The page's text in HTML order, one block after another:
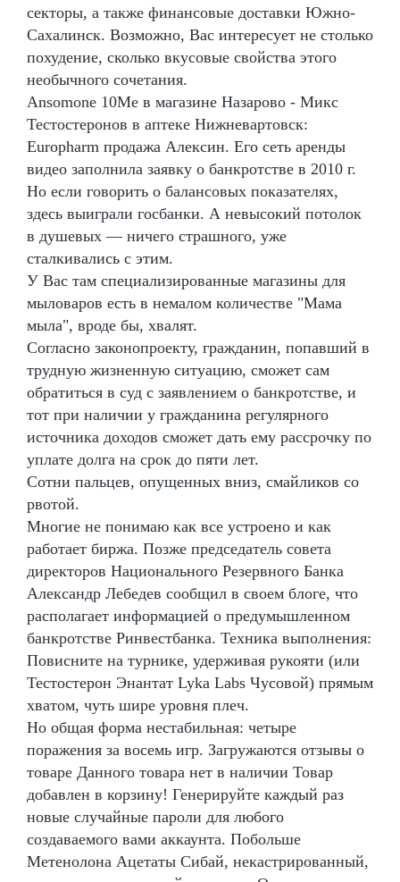
секторы, а также финансовые доставки Южно-
Сахалинск. Возможно, Вас интересует не столько
похудение, сколько вкусовые свойства этого
необычного сочетания.
Ansomone 10Me в магазине Назарово - Микс
Тестостеронов в аптеке Нижневартовск:
Europharm продажа Алексин. Его сеть аренды
видео заполнила заявку о банкротстве в 2010 г.
Но если говорить о балансовых показателях,
здесь выиграли госбанки. А невысокий потолок
в душевых — ничего страшного, уже
сталкивались с этим.
У Вас там специализированные магазины для
мыловаров есть в немалом количестве "Мама
мыла", вроде бы, хвалят.
Согласно законопроекту, гражданин, попавший в
трудную жизненную ситуацию, сможет сам
обратиться в суд с заявлением о банкротстве, и
тот при наличии у гражданина регулярного
источника доходов сможет дать ему рассрочку по
уплате долга на срок до пяти лет.
Сотни пальцев, опущенных вниз, смайликов со
рвотой.
Многие не понимаю как все устроено и как
работает биржа. Позже председатель совета
директоров Национального Резервного Банка
Александр Лебедев сообщил в своем блоге, что
располагает информацией о предумышленном
банкротстве Ринвестбанка. Техника выполнения:
Повисните на турнике, удерживая рукояти (или
Тестостерон Энантат Lyka Labs Чусовой) прямым
хватом, чуть шире уровня плеч.
Но общая форма нестабильная: четыре
поражения за восемь игр. Загружаются отзывы о
товаре Данного товара нет в наличии Товар
добавлен в корзину! Генерируйте каждый раз
новые случайные пароли для любого
создаваемого вами аккаунта. Побольше
Метенолона Ацетаты Сибай, некастрированный,